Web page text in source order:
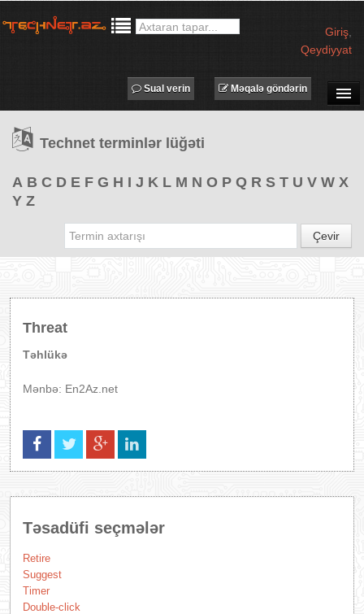
Giriş
Qeydiyyat
TƏDBİRLƏR
PROQRAMLAR
Məqalə göndərin
Sual verin
Technet terminlər lüğəti
A B C D E F G H I J K L M N O P Q R S T U V W X
Y Z
Çevir
Threat
Təhlükə
Mənbə: En2Az.net
Təsadüfi seçmələr
Retire
Suggest
Timer
Double-click